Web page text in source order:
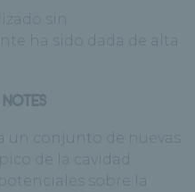
sin
ha sido dada de alta
un conjunto de nuevas
de la cavidad
sobre la